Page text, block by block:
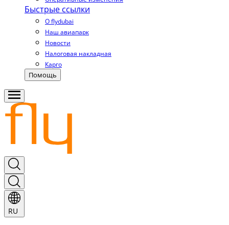
Быстрые ссылки
О flydubai
Наш авиапарк
Новости
Налоговая накладная
Карго
Помощь
RU